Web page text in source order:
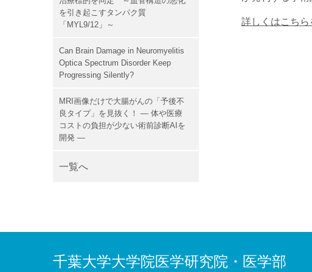
詳しくはこち
を引き起こすタンパク質
「MYL9/12」～
Can Brain Damage in Neuromyelitis
Optica Spectrum Disorder Keep
Progressing Silently?
MRI画像だけで大腸がんの「予後不
良タイプ」を見抜く！ ― 体や医療
コストの負担が少ない術前診断AIを
開発 ―
一覧へ
千葉大学大学院医学研究院・医学部